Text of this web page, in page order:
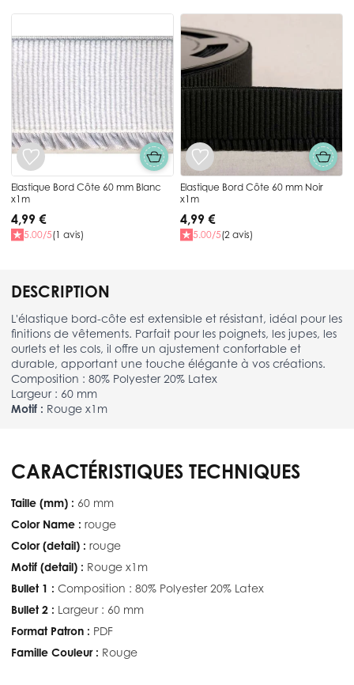
DESCRIPTION
L'élastique bord-côte est extensible et résistant, idéal pour les
finitions de vêtements. Parfait pour les poignets, les jupes, les
ourlets et les cols, il offre un ajustement confortable et
durable, apportant une touche élégante à vos créations.
Composition : 80% Polyester 20% Latex
Largeur : 60 mm
Motif : Rouge x1m
Press to skip carousel
Elastique Bord Côte 60 mm Blanc
x1m
4,99 €
5.00/5(1 avis)
Elastique Bord Côte 60 mm Noir
x1m
4,99 €
5.00/5(2 avis)
CARACTÉRISTIQUES TECHNIQUES
Taille (mm) : 60 mm
Color Name : rouge
Color (detail) : rouge
Motif (detail) : Rouge x1m
Bullet 1 : Composition : 80% Polyester 20% Latex
Bullet 2 : Largeur : 60 mm
Format Patron : PDF
Famille Couleur : Rouge